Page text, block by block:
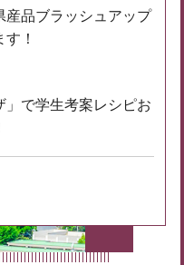
産品ブラッシュアップ
！
」で学生考案レシピお